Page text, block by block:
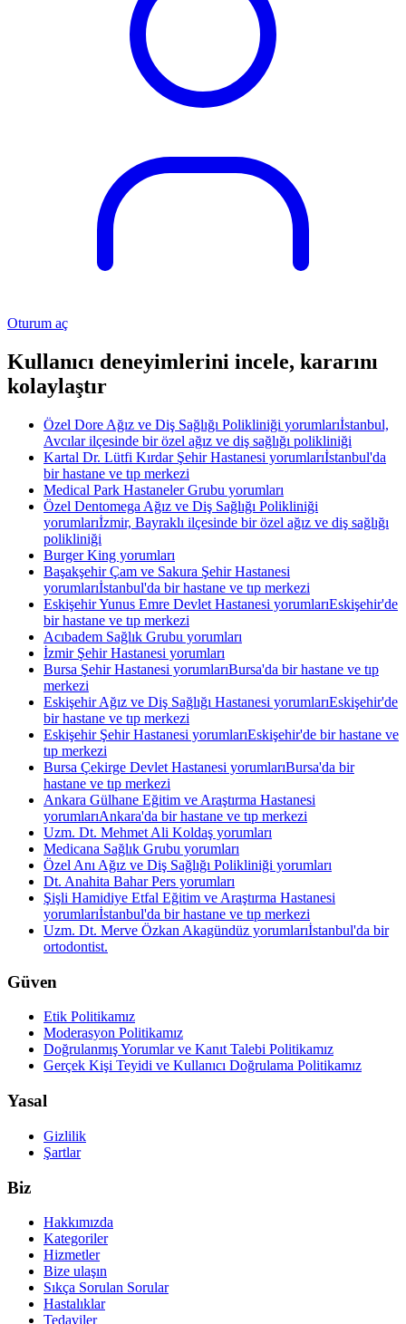
Oturum aç
Kullanıcı deneyimlerini incele, kararını
kolaylaştır
Özel Dore Ağız ve Diş Sağlığı Polikliniği yorumlarıİstanbul,
Avcılar ilçesinde bir özel ağız ve diş sağlığı polikliniği
Kartal Dr. Lütfi Kırdar Şehir Hastanesi yorumlarıİstanbul'da
bir hastane ve tıp merkezi
Medical Park Hastaneler Grubu yorumları
Özel Dentomega Ağız ve Diş Sağlığı Polikliniği
yorumlarıİzmir, Bayraklı ilçesinde bir özel ağız ve diş sağlığı
polikliniği
Burger King yorumları
Başakşehir Çam ve Sakura Şehir Hastanesi
yorumlarıİstanbul'da bir hastane ve tıp merkezi
Eskişehir Yunus Emre Devlet Hastanesi yorumlarıEskişehir'de
bir hastane ve tıp merkezi
Acıbadem Sağlık Grubu yorumları
İzmir Şehir Hastanesi yorumları
Bursa Şehir Hastanesi yorumlarıBursa'da bir hastane ve tıp
merkezi
Eskişehir Ağız ve Diş Sağlığı Hastanesi yorumlarıEskişehir'de
bir hastane ve tıp merkezi
Eskişehir Şehir Hastanesi yorumlarıEskişehir'de bir hastane ve
tıp merkezi
Bursa Çekirge Devlet Hastanesi yorumlarıBursa'da bir
hastane ve tıp merkezi
Ankara Gülhane Eğitim ve Araştırma Hastanesi
yorumlarıAnkara'da bir hastane ve tıp merkezi
Uzm. Dt. Mehmet Ali Koldaş yorumları
Medicana Sağlık Grubu yorumları
Özel Anı Ağız ve Diş Sağlığı Polikliniği yorumları
Dt. Anahita Bahar Pers yorumları
Şişli Hamidiye Etfal Eğitim ve Araştırma Hastanesi
yorumlarıİstanbul'da bir hastane ve tıp merkezi
Uzm. Dt. Merve Özkan Akagündüz yorumlarıİstanbul'da bir
ortodontist.
Güven
Etik Politikamız
Moderasyon Politikamız
Doğrulanmış Yorumlar ve Kanıt Talebi Politikamız
Gerçek Kişi Teyidi ve Kullanıcı Doğrulama Politikamız
Yasal
Gizlilik
Şartlar
Biz
Hakkımızda
Kategoriler
Hizmetler
Bize ulaşın
Sıkça Sorulan Sorular
Hastalıklar
Tedaviler